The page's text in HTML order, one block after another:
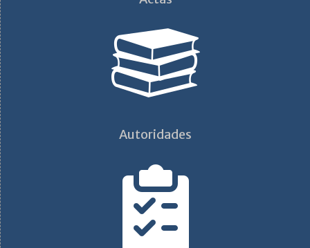
Autoridades